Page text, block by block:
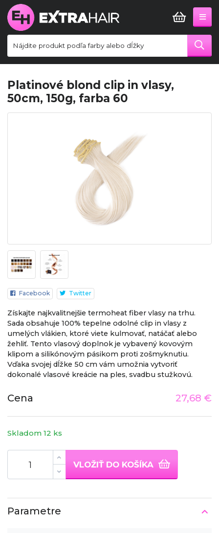
Platinové blond clip in vlasy,
50cm, 150g, farba 60
Facebook Twitter
Získajte najkvalitnejšie termoheat fiber vlasy na trhu.
Sada obsahuje 100% tepelne odolné clip in vlasy z
umelých vlákien, ktoré viete kulmovať, natáčať alebo
žehliť. Tento vlasový doplnok je vybavený kovovým
klipom a silikónovým pásikom proti zošmyknutiu.
Vďaka svojej dĺžke 50 cm vám umožnia vytvoriť
dokonalé vlasové kreácie na ples, svadbu stužkovú.
Cena 27,68 €
Skladom 12 ks
VLOŽIŤ DO KOŠÍKA
Parametre